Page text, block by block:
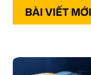
BÀI VIẾT MỚI